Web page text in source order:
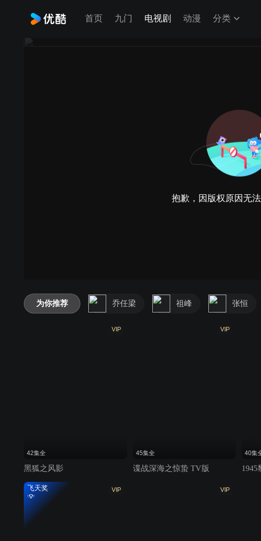
首页 九门 电视剧 动漫 分类
抱歉，因版权原因无
为你推荐 乔任梁 祖峰 张恒
VIP
42集全
黑狐之风影
VIP
45集全
谍战深海之惊蛰 TV版
40集
1945
VIP
飞天奖 VIP